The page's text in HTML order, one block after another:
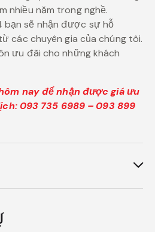
nhiều năm trong nghề.
bạn sẽ nhận được sự hỗ
các chuyên gia của chúng tôi.
ưu đãi cho những khách
nay để nhận được giá ưu
093 735 6989 – 093 899